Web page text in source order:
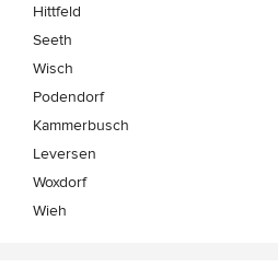
Hittfeld
Seeth
Wisch
Podendorf
Kammerbusch
Leversen
Woxdorf
Wieh